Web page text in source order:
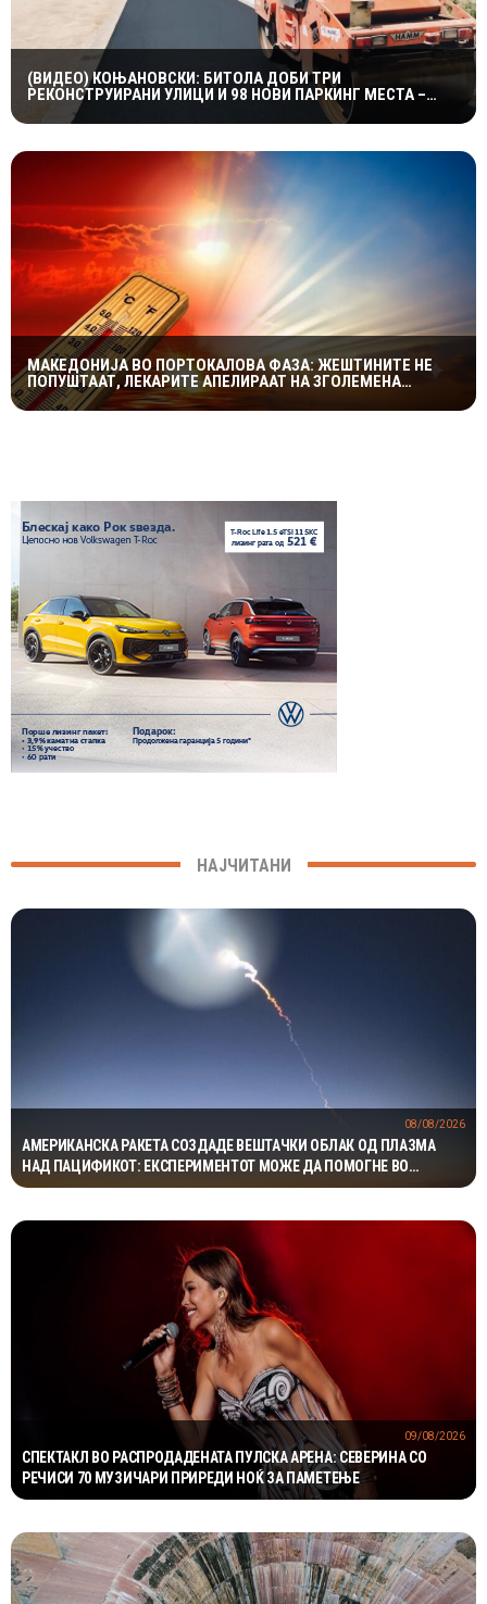
(ВИДЕО) КОЊАНОВСКИ: БИТОЛА ДОБИ ТРИ
РЕКОНСТРУИРАНИ УЛИЦИ И 98 НОВИ ПАРКИНГ МЕСТА –
ИНВЕСТИЦИИ ОД НАД 19 МИЛИОНИ ДЕНАРИ
МАКЕДОНИЈА ВО ПОРТОКАЛОВА ФАЗА: ЖЕШТИНИТЕ НЕ
ПОПУШТААТ, ЛЕКАРИТЕ АПЕЛИРААТ НА ЗГОЛЕМЕНА
ПРЕТПАЗЛИВОСТ
НАЈЧИТАНИ
АМЕРИКАНСКА РАКЕТА СОЗДАДЕ ВЕШТАЧКИ ОБЛАК ОД ПЛАЗМА
НАД ПАЦИФИКОТ: ЕКСПЕРИМЕНТОТ МОЖЕ ДА ПОМОГНЕ ВО
ЗАШТИТАТА НА САТЕЛИТИТЕ
08/08/2026
СПЕКТАКЛ ВО РАСПРОДАДЕНАТА ПУЛСКА АРЕНА: СЕВЕРИНА СО
РЕЧИСИ 70 МУЗИЧАРИ ПРИРЕДИ НОЌ ЗА ПАМЕТЕЊЕ
09/08/2026